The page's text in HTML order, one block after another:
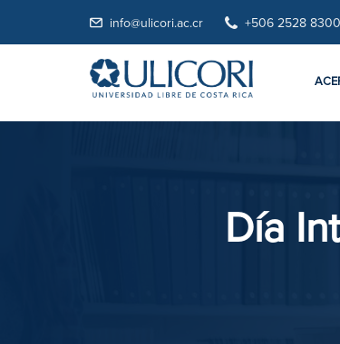
info@ulicori.ac.cr +506 2528 8300
Día